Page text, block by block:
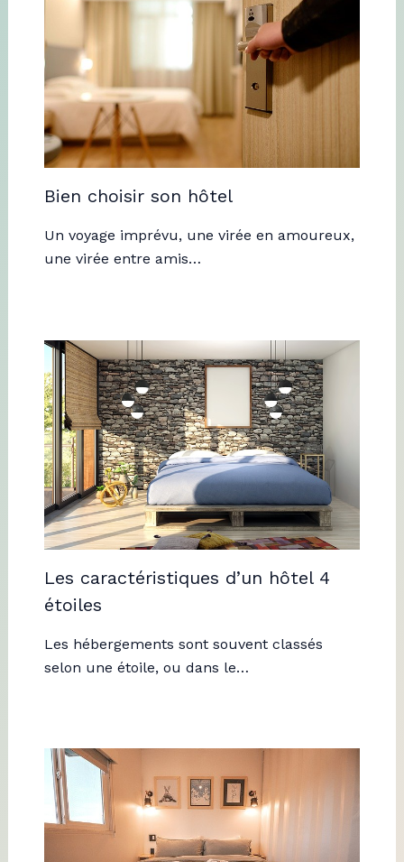
Bien choisir son hôtel
Un voyage imprévu, une virée en amoureux,
une virée entre amis…
Les caractéristiques d’un hôtel 4
étoiles
Les hébergements sont souvent classés
selon une étoile, ou dans le…